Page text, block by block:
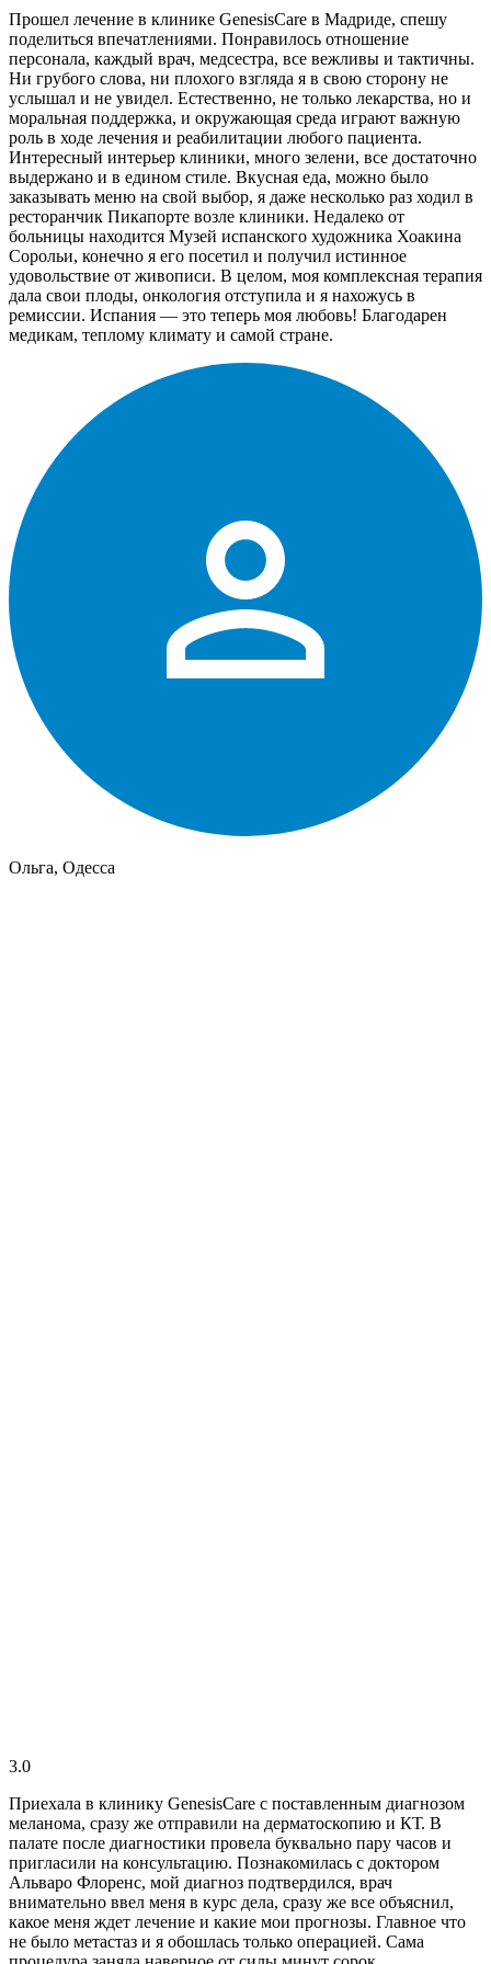
Прошел лечение в клинике GenesisСare в Мадриде, спешу
поделиться впечатлениями. Понравилось отношение
персонала, каждый врач, медсестра, все вежливы и тактичны.
Ни грубого слова, ни плохого взгляда я в свою сторону не
услышал и не увидел. Естественно, не только лекарства, но и
моральная поддержка, и окружающая среда играют важную
роль в ходе лечения и реабилитации любого пациента.
Интересный интерьер клиники, много зелени, все достаточно
выдержано и в едином стиле. Вкусная еда, можно было
заказывать меню на свой выбор, я даже несколько раз ходил в
ресторанчик Пикапорте возле клиники. Недалеко от
больницы находится Музей испанского художника Хоакина
Сорольи, конечно я его посетил и получил истинное
удовольствие от живописи. В целом, моя комплексная терапия
дала свои плоды, онкология отступила и я нахожусь в
ремиссии. Испания — это теперь моя любовь! Благодарен
медикам, теплому климату и самой стране.
Ольга, Одесса
3.0
Приехала в клинику GenesisСare с поставленным диагнозом
меланома, сразу же отправили на дерматоскопию и КТ. В
палате после диагностики провела буквально пару часов и
пригласили на консультацию. Познакомилась с доктором
Альваро Флоренс, мой диагноз подтвердился, врач
внимательно ввел меня в курс дела, сразу же все объяснил,
какое меня ждет лечение и какие мои прогнозы. Главное что
не было метастаз и я обошлась только операцией. Сама